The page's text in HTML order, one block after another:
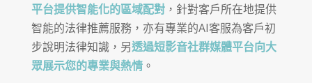
平台提供智能化的區域配對，針對客戶所在地提供
智能的法律推薦服務，亦有專業的AI客服為客戶初
步說明法律知識，另透過短影音社群媒體平台向大
眾展示您的專業與熱情。